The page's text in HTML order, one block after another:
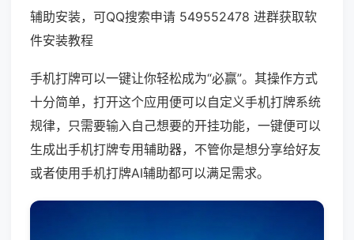
辅助安装，可QQ搜索申请 549552478 进群获取软
件安装教程
手机打牌可以一键让你轻松成为“必赢”。其操作方式
十分简单，打开这个应用便可以自定义手机打牌系统
规律，只需要输入自己想要的开挂功能，一键便可以
生成出手机打牌专用辅助器，不管你是想分享给好友
或者使用手机打牌AI辅助都可以满足需求。